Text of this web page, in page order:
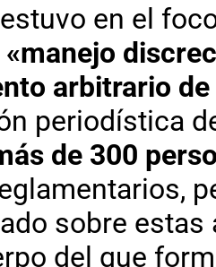
en el
«manejo
arbitrario
periodística
de 300
sobre
del que